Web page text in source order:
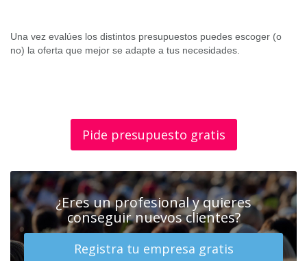
Una vez evalúes los distintos presupuestos puedes escoger (o
no) la oferta que mejor se adapte a tus necesidades.
Pide presupuesto gratis
¿Eres un profesional y quieres
conseguir nuevos clientes?
Registra tu empresa gratis